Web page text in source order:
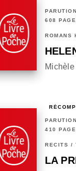
608
ROMANS
410
RÉCITS /
LA